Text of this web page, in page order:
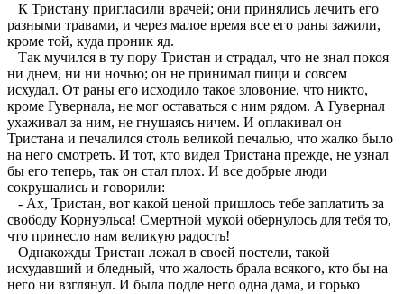
К Тристану пригласили врачей; они принялись лечить его
разными травами, и через малое время все его раны зажили,
кроме той, куда проник яд.
Так мучился в ту пору Тристан и страдал, что не знал покоя
ни днем, ни ни ночью; он не принимал пищи и совсем
исхудал. От раны его исходило такое зловоние, что никто,
кроме Гувернала, не мог оставаться с ним рядом. А Гувернал
ухаживал за ним, не гнушаясь ничем. И оплакивал он
Тристана и печалился столь великой печалью, что жалко было
на него смотреть. И тот, кто видел Тристана прежде, не узнал
бы его теперь, так он стал плох. И все добрые люди
сокрушались и говорили:
- Ах, Тристан, вот какой ценой пришлось тебе заплатить за
свободу Корнуэльса! Смертной мукой обернулось для тебя то,
что принесло нам великую радость!
Однакожды Тристан лежал в своей постели, такой
исхудавший и бледный, что жалость брала всякого, кто бы на
него ни взглянул. И была подле него одна дама, и горько